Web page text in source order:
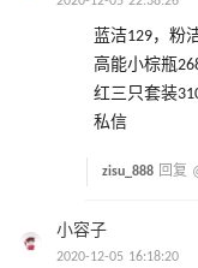
蓝洁129，粉
高能小棕瓶
红三只套装
私信
zisu_888 回复
小容子
2020-12-05 16:18:20